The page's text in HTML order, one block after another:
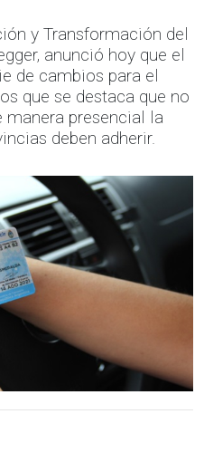
y Transformación del
anunció hoy que el
de cambios para el
que se destaca que no
manera presencial la
deben adherir.